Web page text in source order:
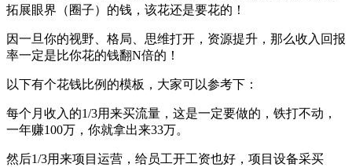
拓展眼界（圈子）的钱，该花还是要花的！
因一旦你的视野、格局、思维打开，资源提升，那么收入回报
率一定是比你花的钱翻N倍的！
以下有个花钱比例的模板，大家可以参考下：
每个月收入的1/3用来买流量，这是一定要做的，铁打不动，
一年赚100万，你就拿出来33万。
然后1/3用来项目运营，给员工开工资也好，项目设备采买